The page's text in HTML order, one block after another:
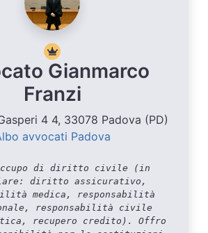
Gianmarco
Franzi
4 4, 33078 Padova (PD)
avvocati Padova
di diritto civile (in
diritto assicurativo,
medica, responsabilità
responsabilità civile
recupero credito). Offro